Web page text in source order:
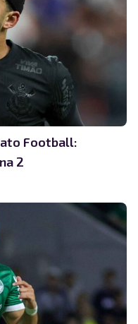
Football:
2